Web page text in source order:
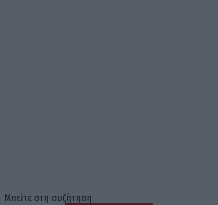
Μπείτε στη συζήτηση